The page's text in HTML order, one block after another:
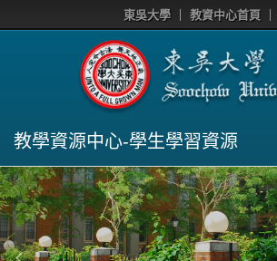
東吳大學 教資中心首頁
教學資源中心-學生學習資源